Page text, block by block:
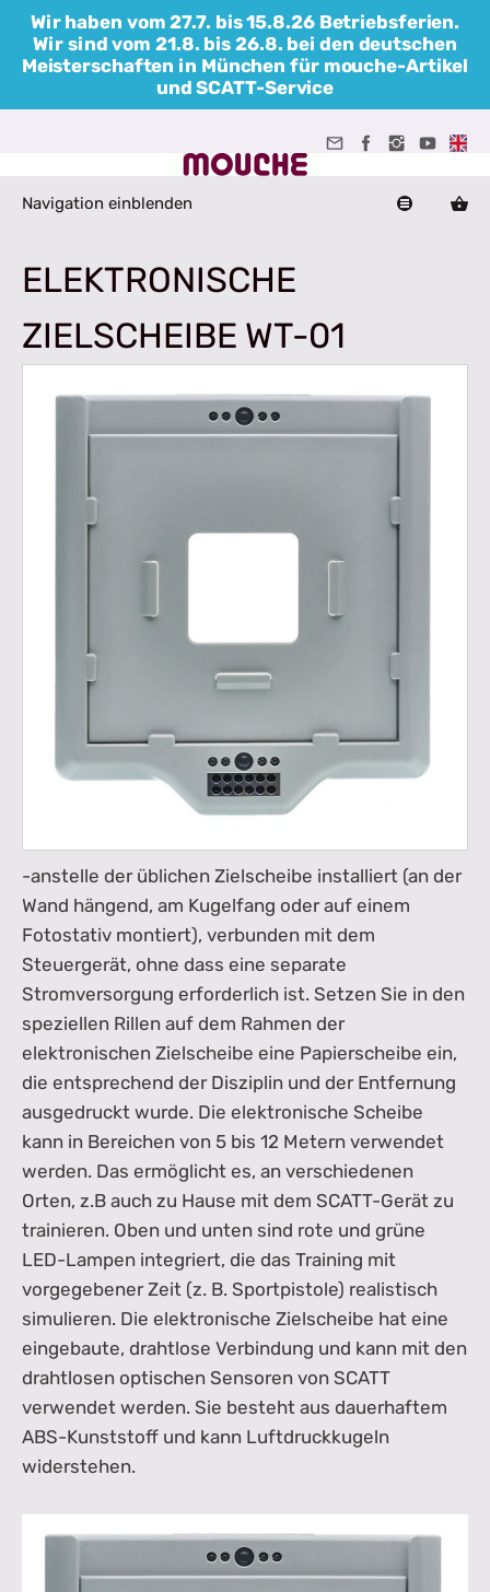
Wir haben vom 27.7. bis 15.8.26 Betriebsferien.
Wir sind vom 21.8. bis 26.8. bei den deutschen
Meisterschaften in München für mouche-Artikel
und SCATT-Service
Navigation einblenden
ELEKTRONISCHE
ZIELSCHEIBE WT-01
-anstelle der üblichen Zielscheibe installiert (an der
Wand hängend, am Kugelfang oder auf einem
Fotostativ montiert), verbunden mit dem
Steuergerät, ohne dass eine separate
Stromversorgung erforderlich ist. Setzen Sie in den
speziellen Rillen auf dem Rahmen der
elektronischen Zielscheibe eine Papierscheibe ein,
die entsprechend der Disziplin und der Entfernung
ausgedruckt wurde. Die elektronische Scheibe
kann in Bereichen von 5 bis 12 Metern verwendet
werden. Das ermöglicht es, an verschiedenen
Orten, z.B auch zu Hause mit dem SCATT-Gerät zu
trainieren. Oben und unten sind rote und grüne
LED-Lampen integriert, die das Training mit
vorgegebener Zeit (z. B. Sportpistole) realistisch
simulieren. Die elektronische Zielscheibe hat eine
eingebaute, drahtlose Verbindung und kann mit den
drahtlosen optischen Sensoren von SCATT
verwendet werden. Sie besteht aus dauerhaftem
ABS-Kunststoff und kann Luftdruckkugeln
widerstehen.